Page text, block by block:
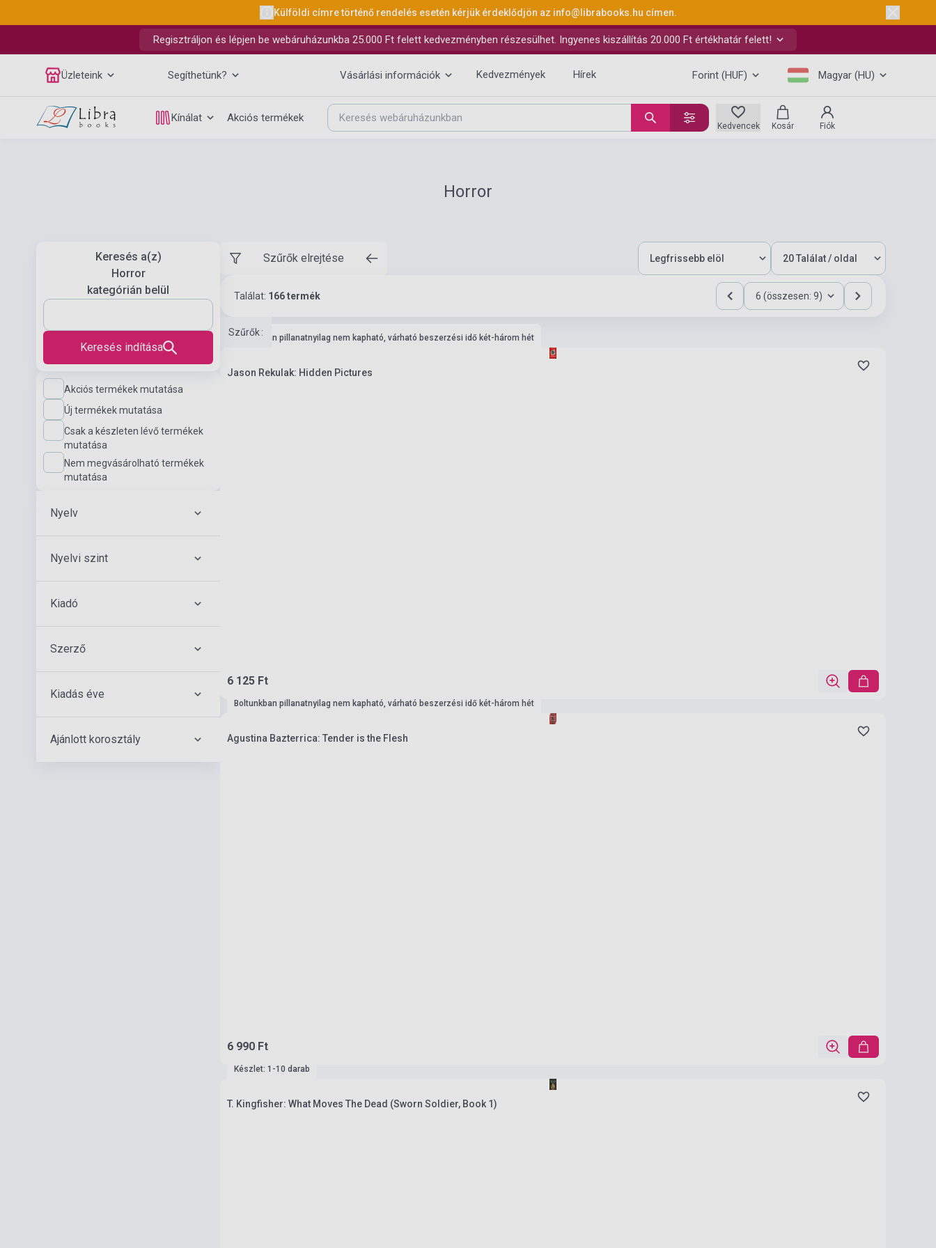
Külföldi címre történő rendelés esetén kérjük érdeklődjön az info@librabooks.hu címen.
Regisztráljon és lépjen be webáruházunkba 25.000 Ft felett kedvezményben részesülhet. Ingyenes kiszállítás 20.000 Ft értékhatár felett!
Üzleteink Segíthetünk? Vásárlási információk Kedvezmények Hírek Forint (HUF) Magyar (HU)
Kínálat Akciós termékek
Kedvencek Kosár Fiók
Horror
Keresés a(z)
Horror
kategórián belül
Keresés indítása
Akciós termékek mutatása
Új termékek mutatása
Csak a készleten lévő termékek
mutatása
Nem megvásárolható termékek
mutatása
Nyelv
Nyelvi szint
Kiadó
Szerző
Kiadás éve
Ajánlott korosztály
Szűrők elrejtése
Találat: 166 termék 6 (összesen: 9)
Szűrők:
Boltunkban pillanatnyilag nem kapható, várható beszerzési idő két-három hét
Jason Rekulak: Hidden Pictures
6 125 Ft
Boltunkban pillanatnyilag nem kapható, várható beszerzési idő két-három hét
Agustina Bazterrica: Tender is the Flesh
6 990 Ft
Készlet: 1-10 darab
T. Kingfisher: What Moves The Dead (Sworn Soldier, Book 1)